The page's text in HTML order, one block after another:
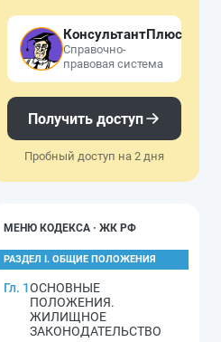
КонсультантПлюс
Справочно-
правовая система
Получить доступ
Пробный доступ на 2 дня
МЕНЮ КОДЕКСА · ЖК РФ
РАЗДЕЛ I. ОБЩИЕ ПОЛОЖЕНИЯ
Гл. 1ОСНОВНЫЕ
ПОЛОЖЕНИЯ.
ЖИЛИЩНОЕ
ЗАКОНОДАТЕЛЬСТВО